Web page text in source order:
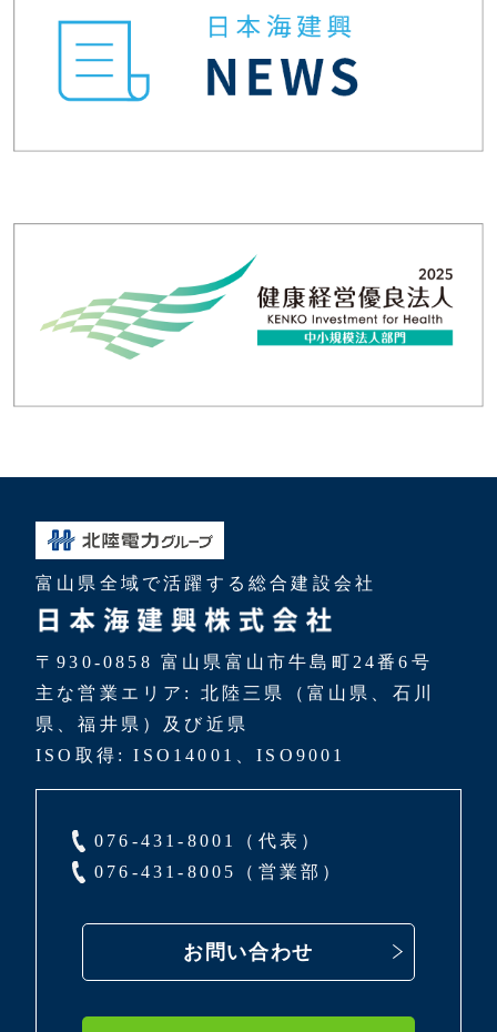
富山県全域で活躍する総合建設会社
〒930-0858 富山県富山市牛島町24番6号
主な営業エリア: 北陸三県（富山県、石川
県、福井県）及び近県
ISO取得: ISO14001、ISO9001
076-431-8001（代表）
076-431-8005（営業部）
お問い合わせ